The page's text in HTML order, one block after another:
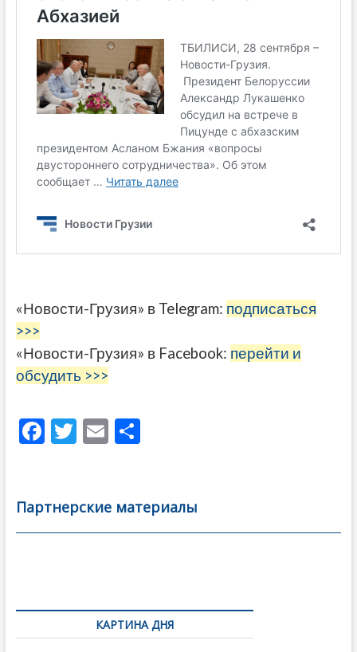
«Новости-Грузия» в Telegram: подписаться
>>>
«Новости-Грузия» в Facebook: перейти и
обсудить >>>
F
b
o
T
er
E
l
О
а
в
Партнерские материалы
по
записямКАРТИНА ДНЯ